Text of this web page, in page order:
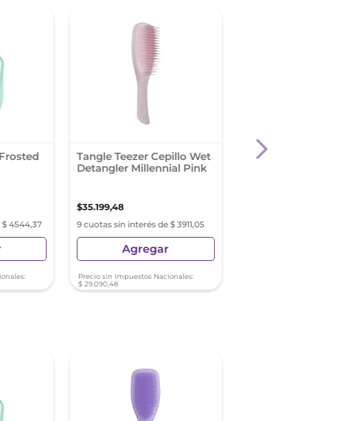
4544,37
Tangle Teezer Cepillo Wet
Detangler Millennial Pink
$35.199,48
9 cuotas sin interés de $ 3911,05
Agregar
Precio sin Impuestos Nacionales:
$ 29.090,48
Crema Para Peinar